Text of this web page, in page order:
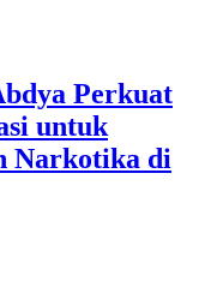
Perkuat
untuk
Narkotika di